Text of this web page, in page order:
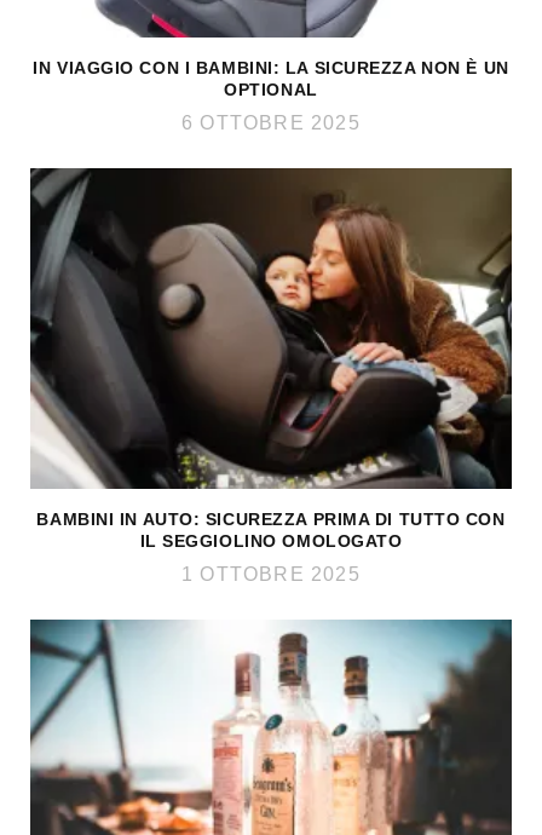
IN VIAGGIO CON I BAMBINI: LA SICUREZZA NON È UN
OPTIONAL
6 OTTOBRE 2025
BAMBINI IN AUTO: SICUREZZA PRIMA DI TUTTO CON
IL SEGGIOLINO OMOLOGATO
1 OTTOBRE 2025